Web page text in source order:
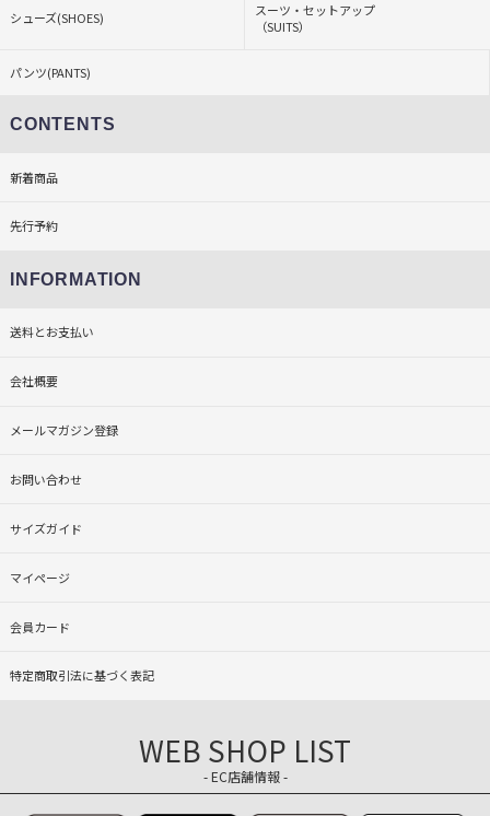
シューズ(SHOES)
スーツ・セットアップ
（SUITS）
パンツ(PANTS)
CONTENTS
新着商品
先行予約
INFORMATION
送料とお支払い
会社概要
メールマガジン登録
お問い合わせ
サイズガイド
マイページ
会員カード
特定商取引法に基づく表記
WEB SHOP LIST
- EC店舗情報 -